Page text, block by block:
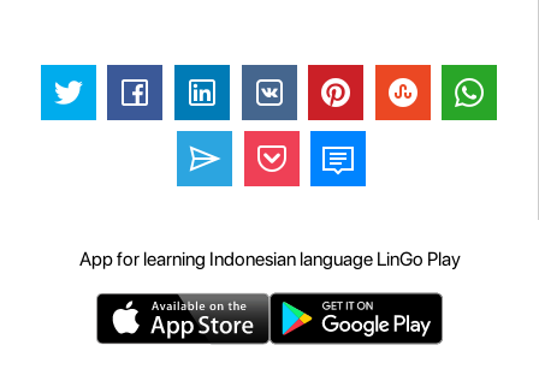
App for learning Indonesian language LinGo Play